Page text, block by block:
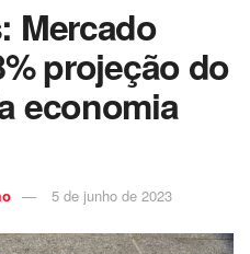
Mercado
projeção do
economia
5 de junho de 2023